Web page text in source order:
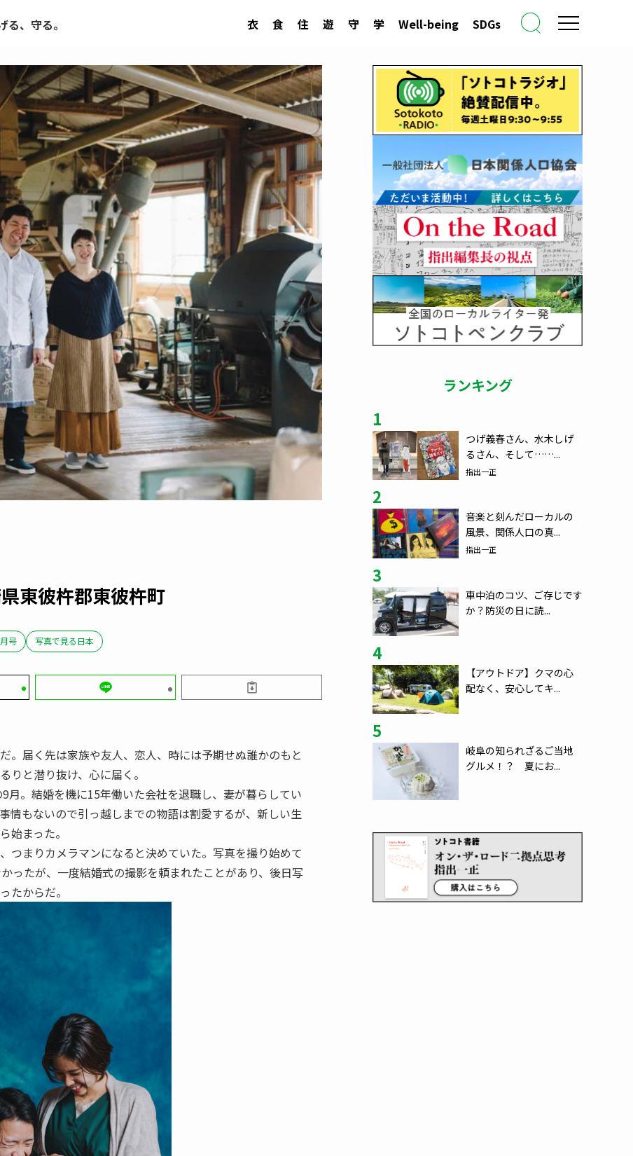
、守る。 衣 食 住 遊 守 学 Well-being SDGs
東彼杵郡東彼杵町
号 写真で見る日本
届く先は家族や友人、恋人、時には予期せぬ誰かのもと
りと潜り抜け、心に届く。
。結婚を機に15年働いた会社を退職し、妻が暮らしてい
情もないので引っ越しまでの物語は割愛するが、新しい生
始まった。
つまりカメラマンになると決めていた。写真を撮り始めて
ったが、一度結婚式の撮影を頼まれたことがあり、後日写
たからだ。
ランキング
1
つげ義春さん、水木しげ
るさん、そして……...
指出一正
2
音楽と刻んだローカルの
風景、関係人口の真...
指出一正
3
車中泊のコツ、ご存じです
か？防災の日に読...
4
【アウトドア】クマの心
配なく、安心してキ...
5
岐阜の知られざるご当地
グルメ！？ 夏にお...